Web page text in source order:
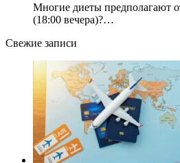
Многие диеты предполагают
(18:00 вечера)?…
Свежие записи